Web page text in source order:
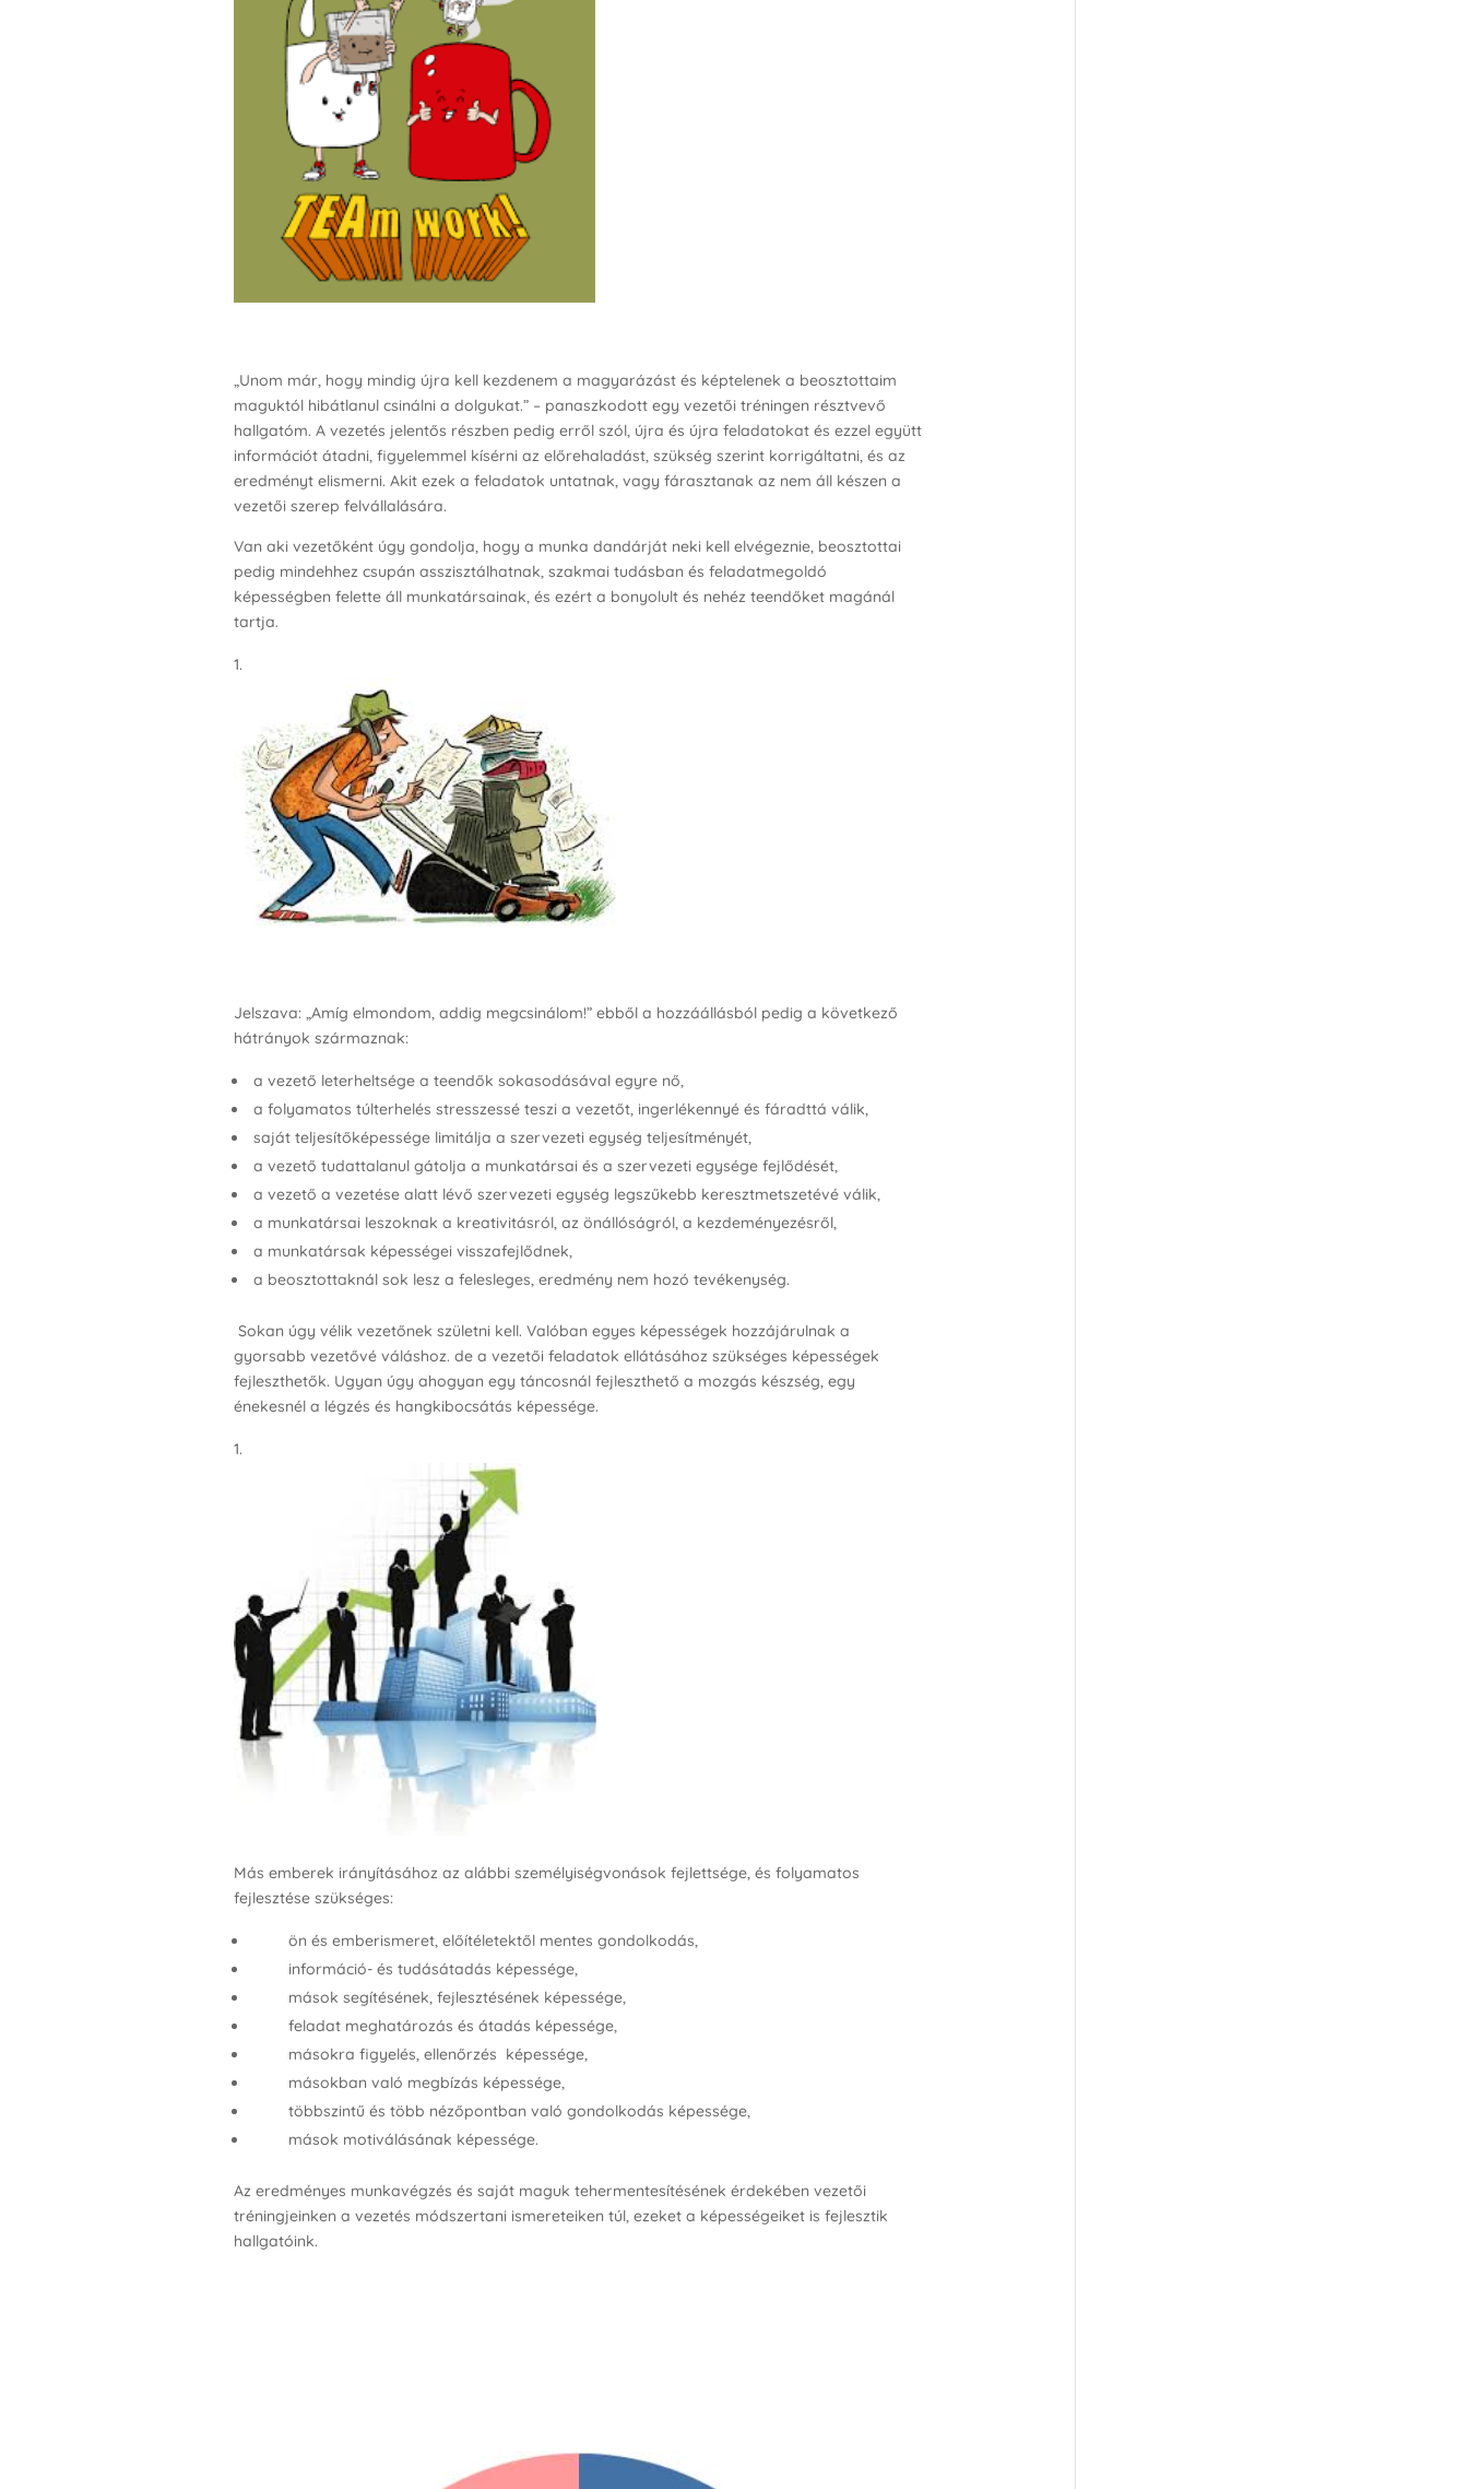
„Unom már, hogy mindig újra kell kezdenem a magyarázást és képtelenek a beosztottaim
maguktól hibátlanul csinálni a dolgukat.” – panaszkodott egy vezetői tréningen résztvevő
hallgatóm. A vezetés jelentős részben pedig erről szól, újra és újra feladatokat és ezzel együtt
információt átadni, figyelemmel kísérni az előrehaladást, szükség szerint korrigáltatni, és az
eredményt elismerni. Akit ezek a feladatok untatnak, vagy fárasztanak az nem áll készen a
vezetői szerep felvállalására.
Van aki vezetőként úgy gondolja, hogy a munka dandárját neki kell elvégeznie, beosztottai
pedig mindehhez csupán asszisztálhatnak, szakmai tudásban és feladatmegoldó
képességben felette áll munkatársainak, és ezért a bonyolult és nehéz teendőket magánál
tartja.
Jelszava: „Amíg elmondom, addig megcsinálom!” ebből a hozzáállásból pedig a következő
hátrányok származnak:
a vezető leterheltsége a teendők sokasodásával egyre nő,
a folyamatos túlterhelés stresszessé teszi a vezetőt, ingerlékennyé és fáradttá válik,
saját teljesítőképessége limitálja a szervezeti egység teljesítményét,
a vezető tudattalanul gátolja a munkatársai és a szervezeti egysége fejlődését,
a vezető a vezetése alatt lévő szervezeti egység legszűkebb keresztmetszetévé válik,
a munkatársai leszoknak a kreativitásról, az önállóságról, a kezdeményezésről,
a munkatársak képességei visszafejlődnek,
a beosztottaknál sok lesz a felesleges, eredmény nem hozó tevékenység.
Sokan úgy vélik vezetőnek születni kell. Valóban egyes képességek hozzájárulnak a
gyorsabb vezetővé váláshoz. de a vezetői feladatok ellátásához szükséges képességek
fejleszthetők. Ugyan úgy ahogyan egy táncosnál fejleszthető a mozgás készség, egy
énekesnél a légzés és hangkibocsátás képessége.
Más emberek irányításához az alábbi személyiségvonások fejlettsége, és folyamatos
fejlesztése szükséges:
ön és emberismeret, előítéletektől mentes gondolkodás,
információ- és tudásátadás képessége,
mások segítésének, fejlesztésének képessége,
feladat meghatározás és átadás képessége,
másokra figyelés, ellenőrzés képessége,
másokban való megbízás képessége,
többszintű és több nézőpontban való gondolkodás képessége,
mások motiválásának képessége.
Az eredményes munkavégzés és saját maguk tehermentesítésének érdekében vezetői
tréningjeinken a vezetés módszertani ismereteiken túl, ezeket a képességeiket is fejlesztik
hallgatóink.